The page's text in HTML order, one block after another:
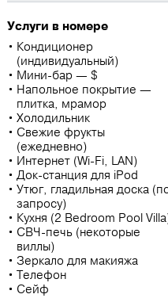
Услуги в номере
Кондиционер
(индивидуальный)
Мини-бар — $
Напольное покрытие —
плитка, мрамор
Холодильник
Свежие фрукты
(ежедневно)
Интернет (Wi-Fi, LAN)
Док-станция для iPod
Утюг, гладильная доска
запросу)
Кухня (2 Bedroom Pool
СВЧ-печь (некоторые
виллы)
Зеркало для макияжа
Телефон
Сейф